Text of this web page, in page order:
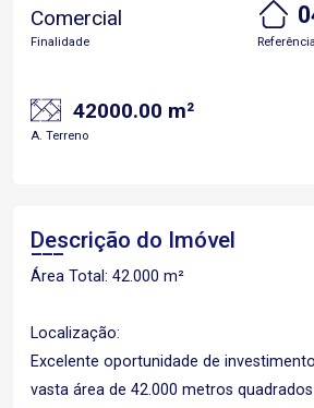
Comercial
Finalidade Referência
42000.00 m²
A. Terreno
Descrição do Imóvel
Área Total: 42.000 m²
Localização:
Excelente oportunidade de
vasta área de 42.000 metros